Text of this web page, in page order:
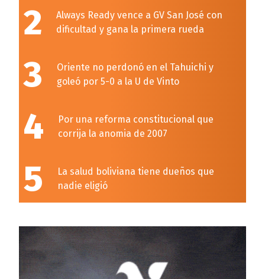
2
Always Ready vence a GV San José con
dificultad y gana la primera rueda
3
Oriente no perdonó en el Tahuichi y
goleó por 5-0 a la U de Vinto
4
Por una reforma constitucional que
corrija la anomia de 2007
5
La salud boliviana tiene dueños que
nadie eligió